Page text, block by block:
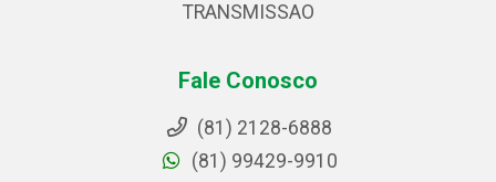
TRANSMISSAO
Fale Conosco
(81) 2128-6888
(81) 99429-9910